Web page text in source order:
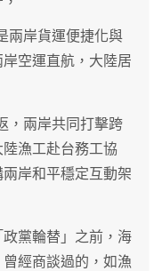
岸貨運便捷化與
空運直航，大陸居
，兩岸共同打擊跨
漁工赴台務工協
岸和平穩定互動架
黨輪替」之前，海
經商談過的，如漁